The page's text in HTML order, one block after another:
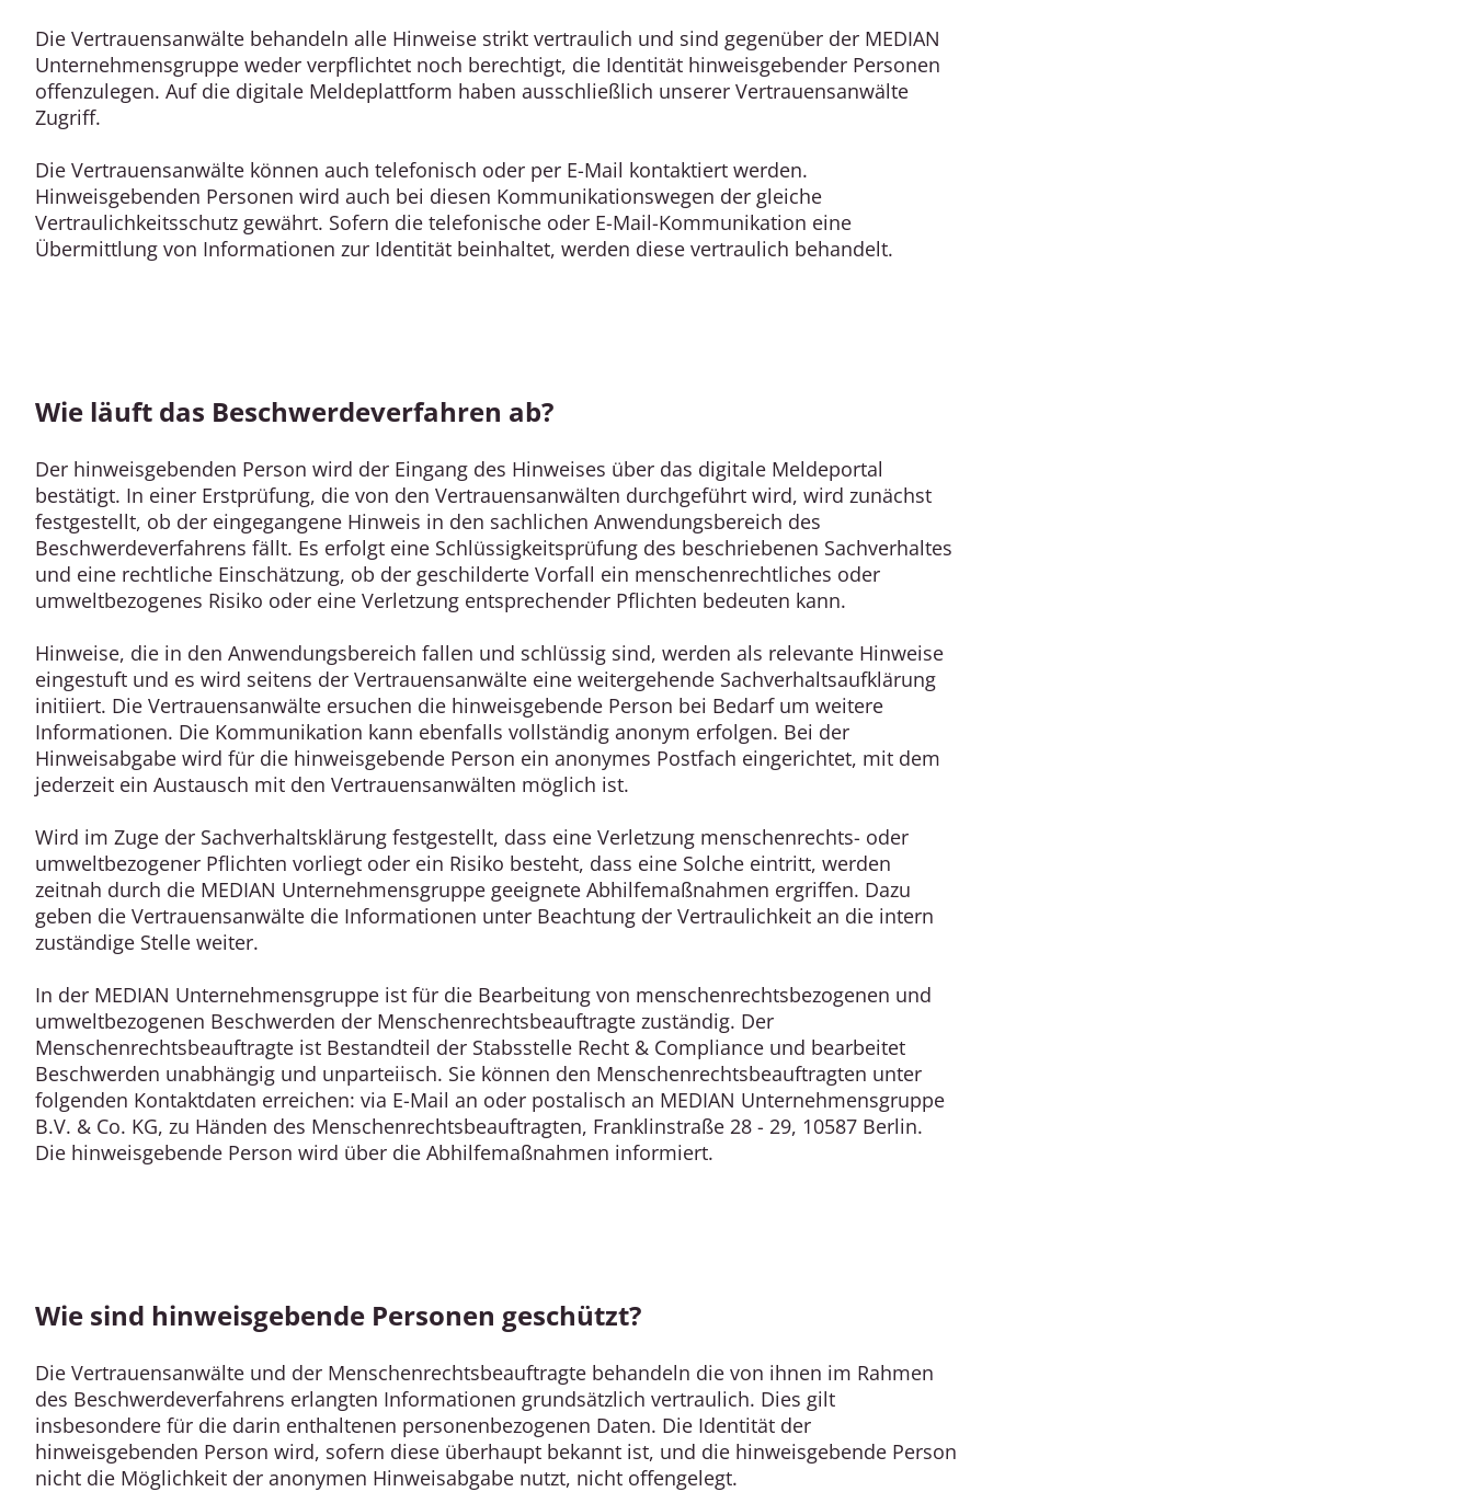
Die Vertrauensanwälte behandeln alle Hinweise strikt vertraulich und sind gegenüber der MEDIAN
Unternehmensgruppe weder verpflichtet noch berechtigt, die Identität hinweisgebender Personen
offenzulegen. Auf die digitale Meldeplattform haben ausschließlich unserer Vertrauensanwälte
Zugriff.
Die Vertrauensanwälte können auch telefonisch oder per E-Mail kontaktiert werden.
Hinweisgebenden Personen wird auch bei diesen Kommunikationswegen der gleiche
Vertraulichkeitsschutz gewährt. Sofern die telefonische oder E-Mail-Kommunikation eine
Übermittlung von Informationen zur Identität beinhaltet, werden diese vertraulich behandelt.
Wie läuft das Beschwerdeverfahren ab?
Der hinweisgebenden Person wird der Eingang des Hinweises über das digitale Meldeportal
bestätigt. In einer Erstprüfung, die von den Vertrauensanwälten durchgeführt wird, wird zunächst
festgestellt, ob der eingegangene Hinweis in den sachlichen Anwendungsbereich des
Beschwerdeverfahrens fällt. Es erfolgt eine Schlüssigkeitsprüfung des beschriebenen Sachverhaltes
und eine rechtliche Einschätzung, ob der geschilderte Vorfall ein menschenrechtliches oder
umweltbezogenes Risiko oder eine Verletzung entsprechender Pflichten bedeuten kann.
Hinweise, die in den Anwendungsbereich fallen und schlüssig sind, werden als relevante Hinweise
eingestuft und es wird seitens der Vertrauensanwälte eine weitergehende Sachverhaltsaufklärung
initiiert. Die Vertrauensanwälte ersuchen die hinweisgebende Person bei Bedarf um weitere
Informationen. Die Kommunikation kann ebenfalls vollständig anonym erfolgen. Bei der
Hinweisabgabe wird für die hinweisgebende Person ein anonymes Postfach eingerichtet, mit dem
jederzeit ein Austausch mit den Vertrauensanwälten möglich ist.
Wird im Zuge der Sachverhaltsklärung festgestellt, dass eine Verletzung menschenrechts- oder
umweltbezogener Pflichten vorliegt oder ein Risiko besteht, dass eine Solche eintritt, werden
zeitnah durch die MEDIAN Unternehmensgruppe geeignete Abhilfemaßnahmen ergriffen. Dazu
geben die Vertrauensanwälte die Informationen unter Beachtung der Vertraulichkeit an die intern
zuständige Stelle weiter.
In der MEDIAN Unternehmensgruppe ist für die Bearbeitung von menschenrechtsbezogenen und
umweltbezogenen Beschwerden der Menschenrechtsbeauftragte zuständig. Der
Menschenrechtsbeauftragte ist Bestandteil der Stabsstelle Recht & Compliance und bearbeitet
Beschwerden unabhängig und unparteiisch. Sie können den Menschenrechtsbeauftragten unter
folgenden Kontaktdaten erreichen: via E-Mail an oder postalisch an MEDIAN Unternehmensgruppe
B.V. & Co. KG, zu Händen des Menschenrechtsbeauftragten, Franklinstraße 28 - 29, 10587 Berlin.
Die hinweisgebende Person wird über die Abhilfemaßnahmen informiert.
Wie sind hinweisgebende Personen geschützt?
Die Vertrauensanwälte und der Menschenrechtsbeauftragte behandeln die von ihnen im Rahmen
des Beschwerdeverfahrens erlangten Informationen grundsätzlich vertraulich. Dies gilt
insbesondere für die darin enthaltenen personenbezogenen Daten. Die Identität der
hinweisgebenden Person wird, sofern diese überhaupt bekannt ist, und die hinweisgebende Person
nicht die Möglichkeit der anonymen Hinweisabgabe nutzt, nicht offengelegt.